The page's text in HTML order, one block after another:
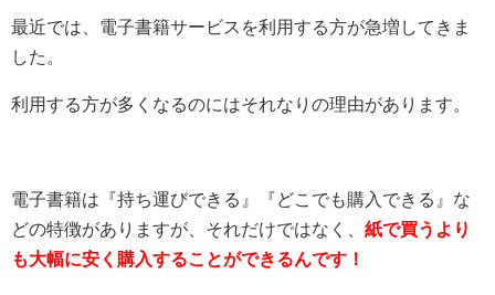
最近では、電子書籍サービスを利用する方が急増してきま
した。
利用する方が多くなるのにはそれなりの理由があります。
電子書籍は『持ち運びできる』『どこでも購入できる』な
どの特徴がありますが、それだけではなく、 紙で買うより
も大幅に安く購入することができるんです！